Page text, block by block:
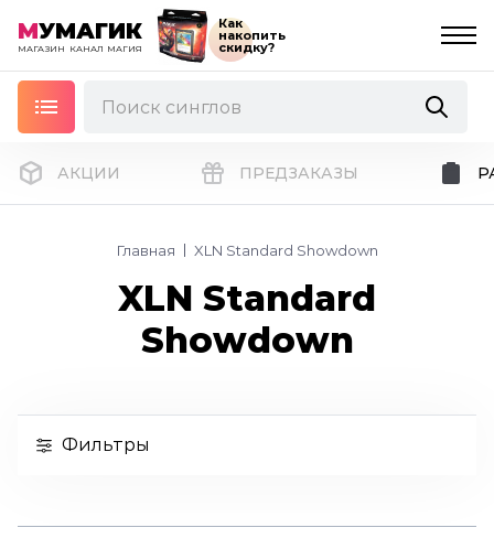
МУМАГИК
МАГАЗИН КАНАЛ МАГИЯ
Как
накопить
скидку?
АКЦИИ ПРЕДЗАКАЗЫ
Главная XLN Standard Showdown
XLN Standard
Showdown
Фильтры